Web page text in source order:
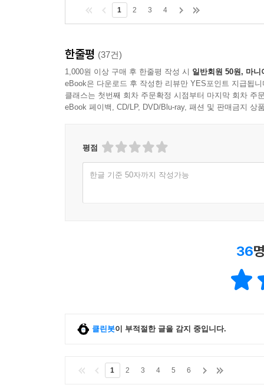
1 2 3 4
한줄평 (37건)
1,000원 이상 구매 후 한줄평 작성 시 일반회원 50원, 마니
eBook은 다운로드 후 작성한 리뷰만 YES포인트 지급됩니
클래스는 첫번째 회차 주문확정 시점부터 마지막 회차 주
eBook 페이백, CD/LP, DVD/Blu-ray, 패션 및 판매금지 상
평점
한글 기준 50자까지 작성가능
36
클린봇이 부적절한 글을 감지 중입니다.
1 2 3 4 5 6